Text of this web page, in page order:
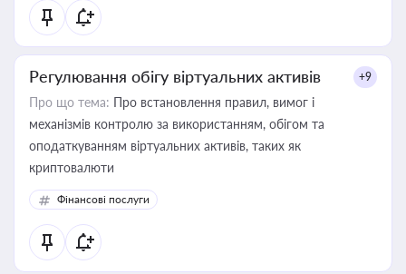
Регулювання обігу віртуальних активів +9
Про що тема: Про встановлення правил, вимог і
механізмів контролю за використанням, обігом та
оподаткуванням віртуальних активів, таких як
криптовалюти
Фінансові послуги